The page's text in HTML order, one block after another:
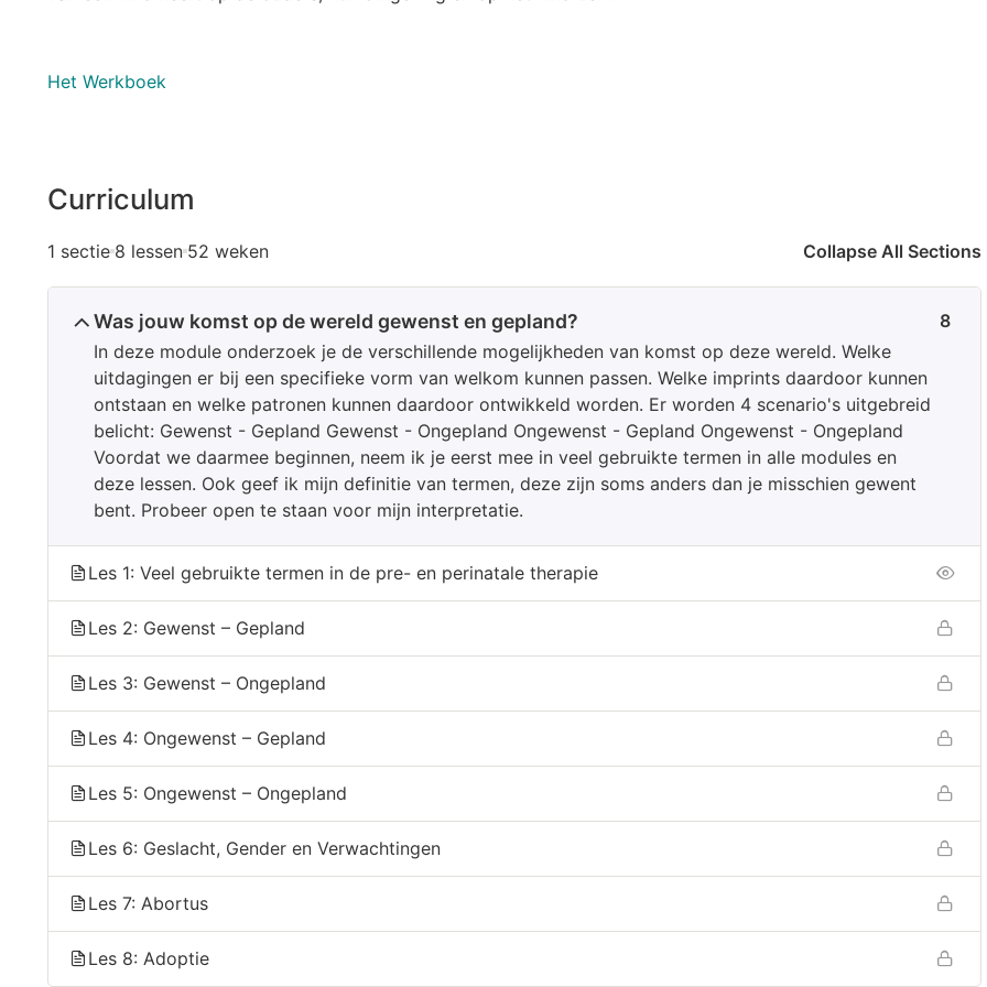
Het Werkboek
Curriculum
1 sectie 8 lessen 52 weken Collapse All Sections
Was jouw komst op de wereld gewenst en gepland?
In deze module onderzoek je de verschillende mogelijkheden van komst op deze wereld. Welke
uitdagingen er bij een specifieke vorm van welkom kunnen passen. Welke imprints daardoor kunnen
ontstaan en welke patronen kunnen daardoor ontwikkeld worden. Er worden 4 scenario's uitgebreid
belicht: Gewenst - Gepland Gewenst - Ongepland Ongewenst - Gepland Ongewenst - Ongepland
Voordat we daarmee beginnen, neem ik je eerst mee in veel gebruikte termen in alle modules en
deze lessen. Ook geef ik mijn definitie van termen, deze zijn soms anders dan je misschien gewent
bent. Probeer open te staan voor mijn interpretatie.
8
Les 1: Veel gebruikte termen in de pre- en perinatale therapie
Les 2: Gewenst – Gepland
Les 3: Gewenst – Ongepland
Les 4: Ongewenst – Gepland
Les 5: Ongewenst – Ongepland
Les 6: Geslacht, Gender en Verwachtingen
Les 7: Abortus
Les 8: Adoptie